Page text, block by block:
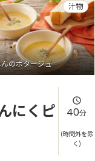
のポタージュ
汁物
にくピ
40分
(時間外を除
く)